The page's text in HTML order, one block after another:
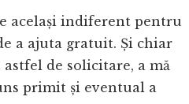
același indiferent pentru
a ajuta gratuit. Și chiar
de solicitare, a mă
primit și eventual a